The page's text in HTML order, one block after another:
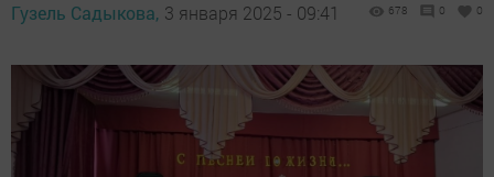
Гузель Садыкова, 3 января 2025 - 09:41 678 0 0